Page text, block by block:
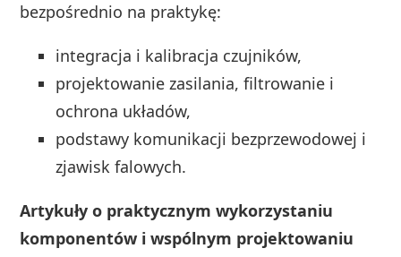
bezpośrednio na praktykę:
integracja i kalibracja czujników,
projektowanie zasilania, filtrowanie i
ochrona układów,
podstawy komunikacji bezprzewodowej i
zjawisk falowych.
Artykuły o praktycznym wykorzystaniu
komponentów i wspólnym projektowaniu